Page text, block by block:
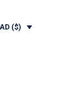
($)